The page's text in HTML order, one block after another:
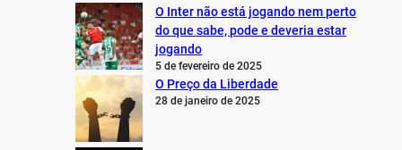
O Inter não está jogando nem perto
do que sabe, pode e deveria estar
jogando
5 de fevereiro de 2025
O Preço da Liberdade
28 de janeiro de 2025